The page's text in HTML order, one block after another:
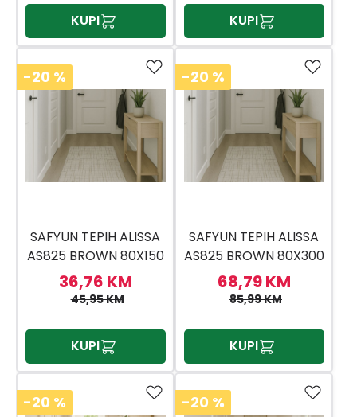
KUPI KUPI
-20 %
SAFYUN TEPIH ALISSA
AS825 BROWN 80X150
36,76 KM
45,95 KM
KUPI
-20 %
SAFYUN TEPIH ALISSA
AS825 BROWN 80X300
68,79 KM
85,99 KM
KUPI
-20 % -20 %